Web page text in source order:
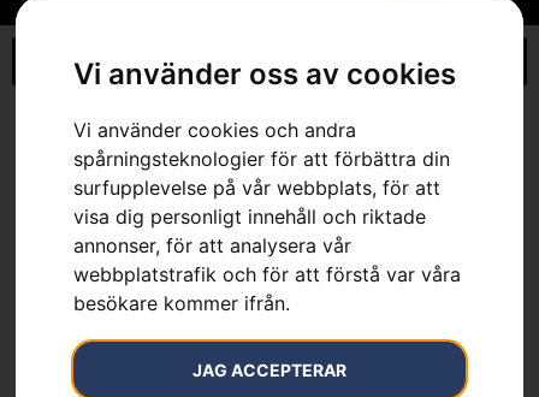
Vi använder oss av cookies
Vi använder cookies och andra
spårningsteknologier för att förbättra din
surfupplevelse på vår webbplats, för att
visa dig personligt innehåll och riktade
annonser, för att analysera vår
webbplatstrafik och för att förstå var våra
besökare kommer ifrån.
JAG ACCEPTERAR
» Webbutik»Husqvarna 550 XP® Mark II